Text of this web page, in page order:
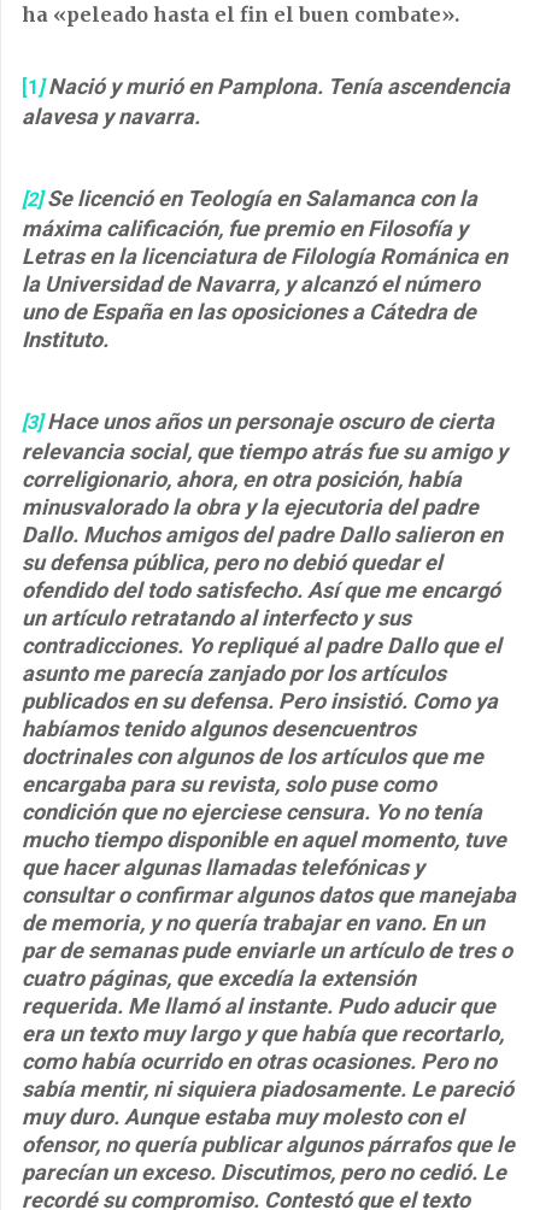
ha «peleado hasta el fin el buen combate».
[1]Nació y murió en Pamplona. Tenía ascendencia
alavesa y navarra.
[2]Se licenció en Teología en Salamanca con la
máxima calificación, fue premio en Filosofía y
Letras en la licenciatura de Filología Románica en
la Universidad de Navarra, y alcanzó el número
uno de España en las oposiciones a Cátedra de
Instituto.
[3]Hace unos años un personaje oscuro de cierta
relevancia social, que tiempo atrás fue su amigo y
correligionario, ahora, en otra posición, había
minusvalorado la obra y la ejecutoria del padre
Dallo. Muchos amigos del padre Dallo salieron en
su defensa pública, pero no debió quedar el
ofendido del todo satisfecho. Así que me encargó
un artículo retratando al interfecto y sus
contradicciones. Yo repliqué al padre Dallo que el
asunto me parecía zanjado por los artículos
publicados en su defensa. Pero insistió. Como ya
habíamos tenido algunos desencuentros
doctrinales con algunos de los artículos que me
encargaba para su revista, solo puse como
condición que no ejerciese censura. Yo no tenía
mucho tiempo disponible en aquel momento, tuve
que hacer algunas llamadas telefónicas y
consultar o confirmar algunos datos que manejaba
de memoria, y no quería trabajar en vano. En un
par de semanas pude enviarle un artículo de tres o
cuatro páginas, que excedía la extensión
requerida. Me llamó al instante. Pudo aducir que
era un texto muy largo y que había que recortarlo,
como había ocurrido en otras ocasiones. Pero no
sabía mentir, ni siquiera piadosamente. Le pareció
muy duro. Aunque estaba muy molesto con el
ofensor, no quería publicar algunos párrafos que le
parecían un exceso. Discutimos, pero no cedió. Le
recordé su compromiso. Contestó que el texto